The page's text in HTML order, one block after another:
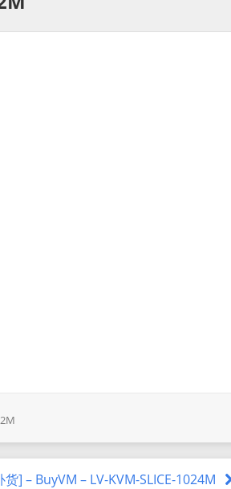
货] – BuyVM – LV-KVM-SLICE-1024M